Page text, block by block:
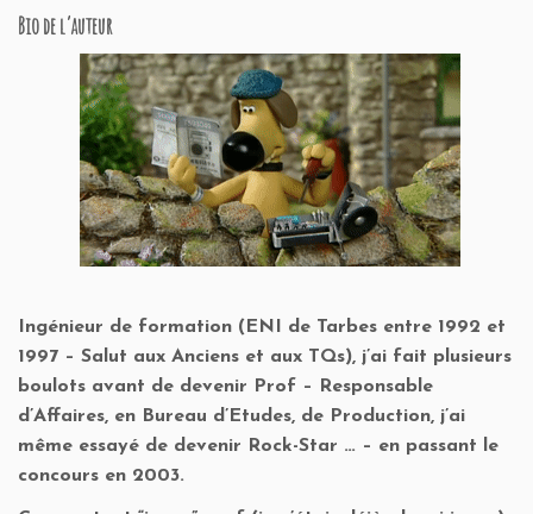
Bio de l’auteur
Ingénieur de formation (ENI de Tarbes entre 1992 et
1997 – Salut aux Anciens et aux TQs), j’ai fait plusieurs
boulots avant de devenir Prof – Responsable
d’Affaires, en Bureau d’Etudes, de Production, j’ai
même essayé de devenir Rock-Star … – en passant le
concours en 2003.